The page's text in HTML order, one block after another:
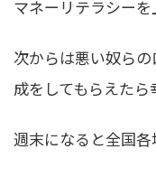
マネーリテラシーを
次からは悪い奴ら
成をしてもらえたら
週末になると全国各